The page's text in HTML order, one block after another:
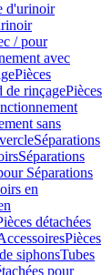
d'urinoir
/ pour
avec
Pièces
de rinçagePièces
sans
Séparations
Séparations
Séparations
en
détachées
Pièces
siphonsTubes
pour